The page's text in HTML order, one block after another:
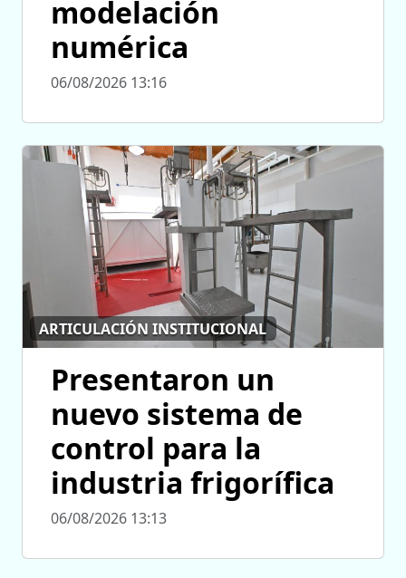
modelación
numérica
06/08/2026 13:16
ARTICULACIÓN INSTITUCIONAL
Presentaron un
nuevo sistema de
control para la
industria frigorífica
06/08/2026 13:13